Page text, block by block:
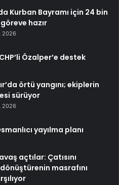
Kurban Bayramı için 24 bin
hazır
2026
Özalper’e destek
örtü yangını; ekiplerin
sürüyor
2026
yayılma planı
açtılar: Çatısını
masrafını